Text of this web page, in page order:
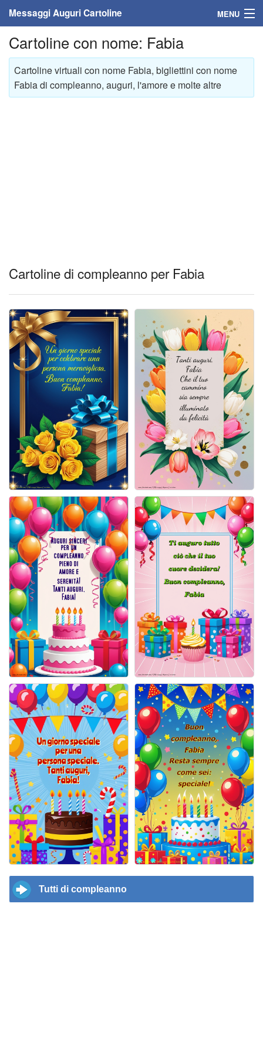
Messaggi Auguri Cartoline MENU
Home
Messaggi
Cartoline
Cartoline giorni settimana
Cartoline musicali
Cartoline animate
Accedi
Cartoline con nome: Fabia
Cartoline virtuali con nome Fabia, bigliettini con nome
Fabia di compleanno, auguri, l'amore e molte altre
Cartoline di compleanno per Fabia
Tutti di compleanno